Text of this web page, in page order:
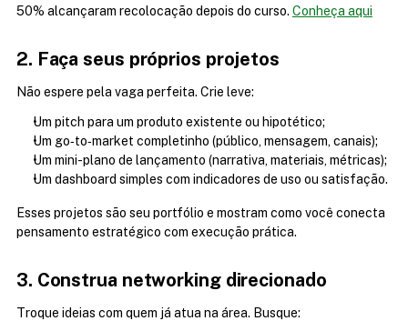
50% alcançaram recolocação depois do curso. Conheça aqui
2. Faça seus próprios projetos
Não espere pela vaga perfeita. Crie leve:
Um pitch para um produto existente ou hipotético;
Um go‑to‑market completinho (público, mensagem, canais);
Um mini-plano de lançamento (narrativa, materiais, métricas);
Um dashboard simples com indicadores de uso ou satisfação.
Esses projetos são seu portfólio e mostram como você conecta
pensamento estratégico com execução prática.
3. Construa networking direcionado
Troque ideias com quem já atua na área. Busque: